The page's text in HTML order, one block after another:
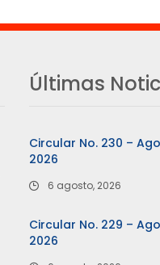
Últimas
Circular No. 230 –
2026
6 agosto, 2026
Circular No. 229 –
2026